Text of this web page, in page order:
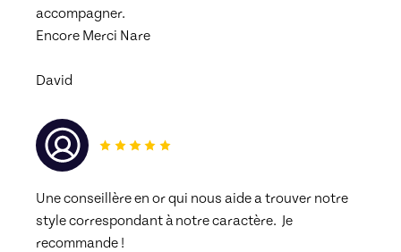
accompagner.
Encore Merci Nare
David
Une conseillère en or qui nous aide a trouver notre
style correspondant à notre caractère.  Je
recommande !